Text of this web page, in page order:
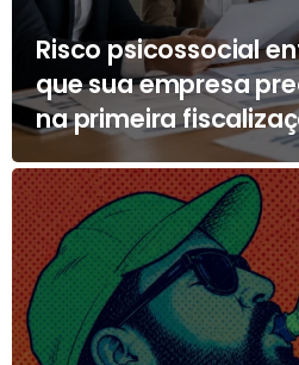
Risco psicossocial
que sua empresa
na primeira